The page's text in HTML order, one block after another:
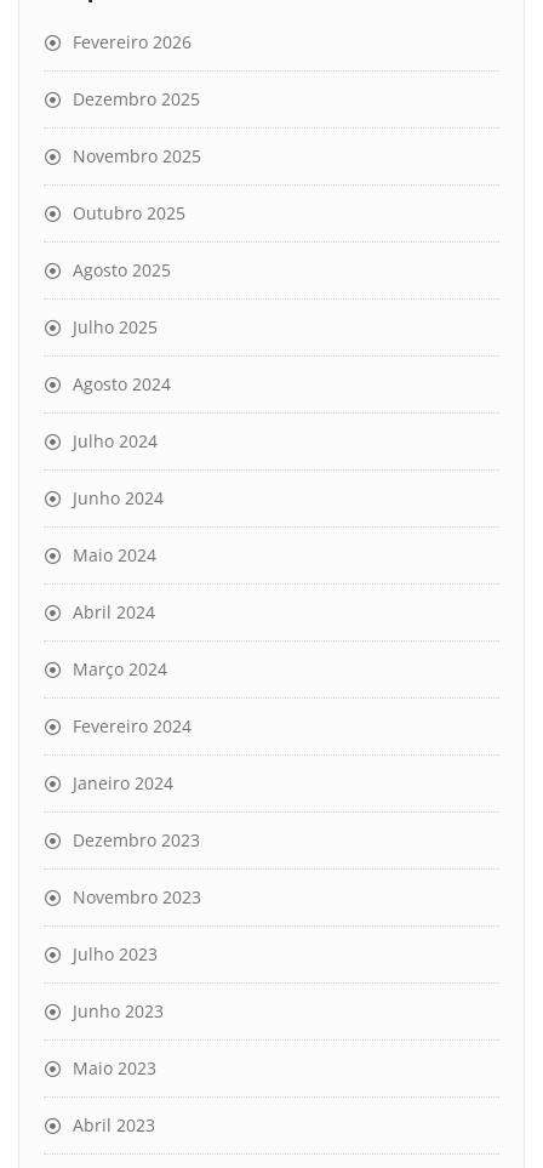
Fevereiro 2026
Dezembro 2025
Novembro 2025
Outubro 2025
Agosto 2025
Julho 2025
Agosto 2024
Julho 2024
Junho 2024
Maio 2024
Abril 2024
Março 2024
Fevereiro 2024
Janeiro 2024
Dezembro 2023
Novembro 2023
Julho 2023
Junho 2023
Maio 2023
Abril 2023